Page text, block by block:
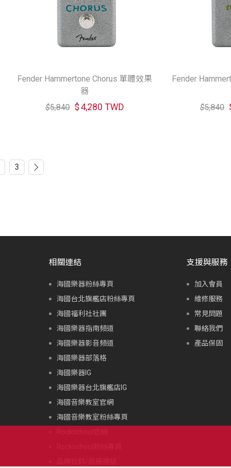
Fender Hammertone Chorus 單體效果
器
$5,840 $4,280 TWD
Fender
$5,840
3
相關連結
海國樂器粉絲專頁
海國台北旗艦店粉絲專頁
海國福利社社團
海國樂器指南頻道
海國樂器影音頻道
海國樂器部落格
海國樂器IG
海國樂器台北旗艦店IG
海國音樂教室官網
海國音樂教室粉絲專頁
支援與服務
加入會員
維修服務
常見問題
聯絡我們
產品保固